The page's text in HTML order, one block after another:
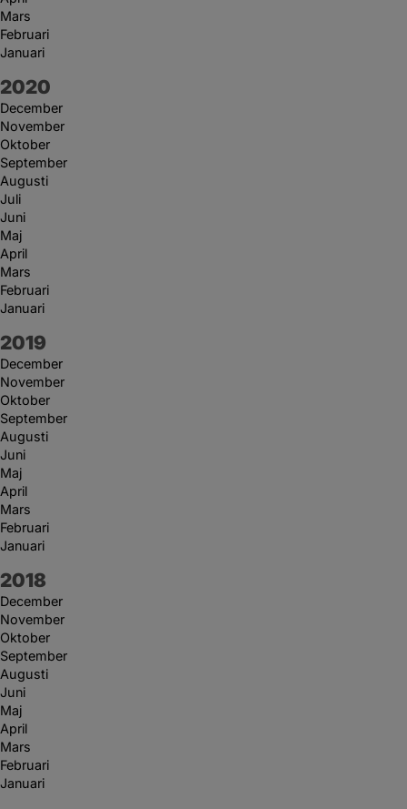
Mars
Februari
Januari
År:
2020
December
November
Oktober
September
Augusti
Juli
Juni
Maj
April
Mars
Februari
Januari
År:
2019
December
November
Oktober
September
Augusti
Juni
Maj
April
Mars
Februari
Januari
År:
2018
December
November
Oktober
September
Augusti
Juni
Maj
April
Mars
Februari
Januari